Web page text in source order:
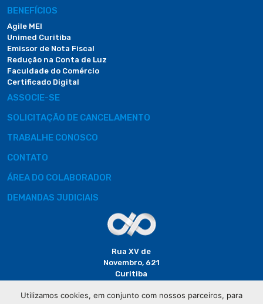
BENEFÍCIOS
Agile MEI
Unimed Curitiba
Emissor de Nota Fiscal
Redução na Conta de Luz
Faculdade do Comércio
Certificado Digital
ASSOCIE-SE
SOLICITAÇÃO DE CANCELAMENTO
TRABALHE CONOSCO
CONTATO
ÁREA DO COLABORADOR
DEMANDAS JUDICIAIS
Rua XV de
Novembro, 621
Curitiba
Utilizamos cookies, em conjunto com nossos parceiros, para